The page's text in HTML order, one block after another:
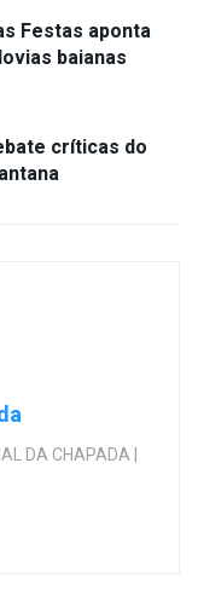
Festas aponta
baianas
críticas do
DA CHAPADA |